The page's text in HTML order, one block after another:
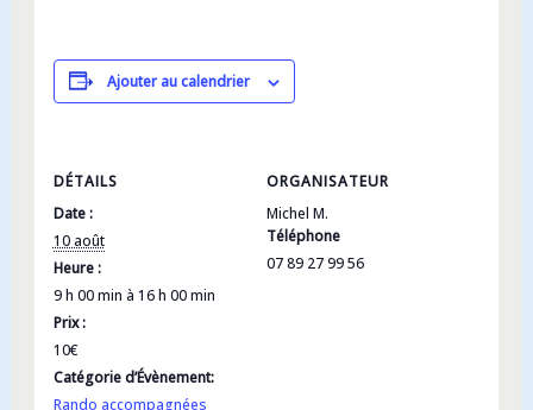
Ajouter au calendrier
DÉTAILS
Date :
10 août
Heure :
9 h 00 min à 16 h 00 min
Prix :
10€
Catégorie d’Évènement:
Rando accompagnées
ORGANISATEUR
Michel M.
Téléphone
07 89 27 99 56